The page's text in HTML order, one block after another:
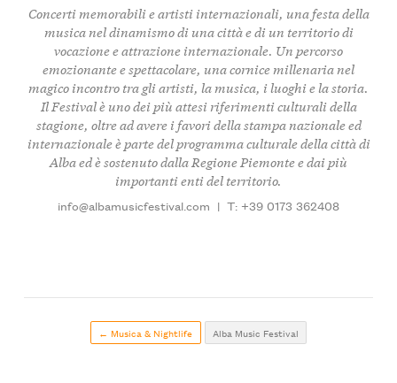
Concerti memorabili e artisti internazionali, una festa della
musica nel dinamismo di una città e di un territorio di
vocazione e attrazione internazionale. Un percorso
emozionante e spettacolare, una cornice millenaria nel
magico incontro tra gli artisti, la musica, i luoghi e la storia.
Il Festival è uno dei più attesi riferimenti culturali della
stagione, oltre ad avere i favori della stampa nazionale ed
internazionale è parte del programma culturale della città di
Alba ed è sostenuto dalla Regione Piemonte e dai più
importanti enti del territorio.
info@albamusicfestival.com | T: +39 0173 362408
← Musica & Nightlife Alba Music Festival